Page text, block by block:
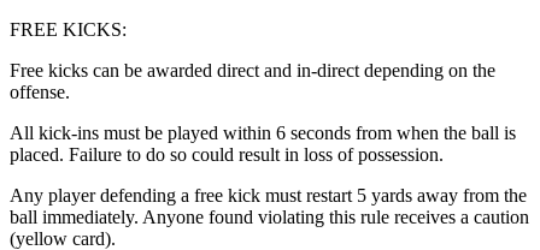
FREE KICKS:​​​​‌ ‍ ​‍​‍‌‍ ‌ ​‍‌‍‍‌‌‍‌ ‌‍‍‌‌‍ ‍​‍​‍​ ‍‍​‍​‍‌ ​ ‌‍​‌‌‍ ‍‌‍‍‌‌ ‌​‌ ‍‌​‍ ‍‌‍‍‌‌‍ ​‍​‍​‍ ​​‍​‍‌‍‍​‌ ​‍‌‍‌‌‌‍‌‍​‍​‍​ ‍‍​‍​‍‌‍‍​‌ ‌​‌ ‌​‌ ​​‌ ​ ​ ‍‍​‍ ​‍ ‌‍​ ‌‍‍​‌‍‌‌‌‍ ​‌ ​ ‌‍‌‌‌‍​‌‌ ​​‌‍‍‌‌‍‌‌‌ ​‍‌ ​ ​‍ ‍‌ ​ ‌‍​‌‌‍ ‍‌‍‍‌‌ ‌​‌ ‍‌​‍ ‍‌ ​ ‌ ‌​‌ ‌‌‌‍‌​‌‍‍‌‌‍ ​‍ ‌‍‍‌‌‍ ‍‌ ‌​‌‍‌‌‌‍ ‍‌ ‌​​‍ ‌‍‌‌‌‍‌​‌‍‍‌‌ ‌​​‍ ‌‍ ‌‌‍ ‌‍‌​‌‍‌‌​ ‌‌ ​​‌ ​‍‌‍‌‌‌ ​ ‌‍‌‌‌‍ ‍‌ ‌​‌‍​‌‌ ‌​‌‍‍‌‌‍ ‌‍ ‍​ ‍ ‌‍‍‌‌‍‌​​ ‌‌‍​‍​ ‌‌​ ‍​​ ‍‌​ ​‌​ ‍​‌‍‌‍​ ‍​​‍ ‌‌‍​‌‌‍​ ​ ‍​​ ‌​​‍ ‌​ ‌​​ ‌ ‌‍​‍​ ​‌​‍ ‌​ ‍​​ ​​​ ‌‌‌‍‌​​‍ ‌​ ​​​ ‌ ​ ​‌‌‍‌‍​ ​‌​ ‌‌​ ‍​​ ‍‌​ ‍​​ ‌‌​ ‌‌​ ​​​ ‍ ‌ ‌​‌ ‍‌‌ ​​‌‍‌‌​ ‌‌‍‌‍‌‍​‌‌ ​‌​ ‍ ‌ ​​‌‍​‌‌ ‌​‌‍‍​​ ‌‌ ​‍‌‍‍‌‌‍​ ‌‍‍​‌‌‌​‌‍‌‌‌ ‍​‌ ‌​​‍‌‌​ ‌‌‌​​‍‌‌ ‌‍‍ ‌‍‌‌‌ ‍‌​‍‌‌​ ​ ‌​‌​​‍‌‌​ ​ ‌​‌​​‍‌‌​ ​‍​ ​‍​ ‍‌​ ‌‍‌‍‌‍​ ​ ​ ‌‍​ ​‍​ ‍​‌‍‌‍​ ​​​ ‌‌​ ​‌​ ​‌​‍‌‌​ ​‍​ ​‍​‍‌‌​ ‌‌‌​‌​​‍ ‍‌‍​ ‌‍‍​‌‍‍‌‌‍ ​‌‍‌​‌ ​‍‌‍‌‌‌‍ ‍​‍‌‌​ ‌‌‌​​‍‌‌ ‌‍‍ ‌‍‌‌‌ ‍‌​‍‌‌​ ​ ‌​‌​​‍‌‌​ ​ ‌​‌​​‍‌‌​ ​‍​ ​‍‌‍‌‍‌‍​ ​ ‌​​ ​‍‌‍‌‍​ ‌​​ ‍‌​ ​‌‌‍‌​​ ​‍‌‍‌​‌‍‌​​‍‌‌​ ​‍​ ​‍​‍‌‌​ ‌‌‌​‌​​‍ ‍‌ ‌​‌‍‌‌‌ ‍​‌ ‌​​ ‌‍​‍‌‍​‌‌ ​ ‌‍‌‌‌‌‌‌‌ ​‍‌‍ ​​ ‌‌‍‍​‌ ‌​‌ ‌​‌ ​​‌ ​ ​‍‌‌​ ​ ‌​​‌​‍‌‌​ ​‍‌​‌‍​‍‌‌​ ​‍‌​‌‍‌‍​ ‌‍‍​‌‍‌‌‌‍ ​‌ ​ ‌‍‌‌‌‍​‌‌ ​​‌‍‍‌‌‍‌‌‌ ​‍‌ ​ ​‍ ‍‌ ​ ‌‍​‌‌‍ ‍‌‍‍‌‌ ‌​‌ ‍‌​‍ ‍‌ ​ ‌ ‌​‌ ‌‌‌‍‌​‌‍‍‌‌‍ ​‍‌‍‌‍‍‌‌‍‌​​ ‌‌‍​‍​ ‌‌​ ‍​​ ‍‌​ ​‌​ ‍​‌‍‌‍​ ‍​​‍ ‌‌‍​‌‌‍​ ​ ‍​​ ‌​​‍ ‌​ ‌​​ ‌ ‌‍​‍​ ​‌​‍ ‌​ ‍​​ ​​​ ‌‌‌‍‌​​‍ ‌​ ​​​ ‌ ​ ​‌‌‍‌‍​ ​‌​ ‌‌​ ‍​​ ‍‌​ ‍​​ ‌‌​ ‌‌​ ​​​‍‌‍‌ ‌​‌ ‍‌‌ ​​‌‍‌‌​ ‌‌‍‌‍‌‍​‌‌ ​‌​‍‌‍‌ ​​‌‍​‌‌ ‌​‌‍‍​​ ‌‌ ​‍‌‍‍‌‌‍​ ‌‍‍​‌‌‌​‌‍‌‌‌ ‍​‌ ‌​​‍‌‌​ ‌‌‌​​‍‌‌ ‌‍‍ ‌‍‌‌‌ ‍‌​‍‌‌​ ​ ‌​‌​​‍‌‌​ ​ ‌​‌​​‍‌‌​ ​‍​ ​‍​ ‍‌​ ‌‍‌‍‌‍​ ​ ​ ‌‍​ ​‍​ ‍​‌‍‌‍​ ​​​ ‌‌​ ​‌​ ​‌​‍‌‌​ ​‍​ ​‍​‍‌‌​ ‌‌‌​‌​​‍ ‍‌‍​ ‌‍‍​‌‍‍‌‌‍ ​‌‍‌​‌ ​‍‌‍‌‌‌‍ ‍​‍‌‌​ ‌‌‌​​‍‌‌ ‌‍‍ ‌‍‌‌‌ ‍‌​‍‌‌​ ​ ‌​‌​​‍‌‌​ ​ ‌​‌​​‍‌‌​ ​‍​ ​‍‌‍‌‍‌‍​ ​ ‌​​ ​‍‌‍‌‍​ ‌​​ ‍‌​ ​‌‌‍‌​​ ​‍‌‍‌​‌‍‌​​‍‌‌​ ​‍​ ​‍​‍‌‌​ ‌‌‌​‌​​‍ ‍‌ ‌​‌‍‌‌‌ ‍​‌ ‌​​‍‌‍‌ ​​‌‍‌‌‌ ​‍‌ ​ ‌ ​​‌‍‌‌‌‍​ ‌ ‌​‌‍‍‌‌ ‌‍‌‍‌‌​ ‌‌ ​​‌ ‌‌‌‍​‍‌‍ ​‌‍‍‌‌ ​ ‌‍‍​‌‍‌‌‌‍‌​​‍​‍‌ ‌
Free kicks can be awarded direct and in-direct depending on the
offense.​​​​‌ ‍ ​‍​‍‌‍ ‌ ​‍‌‍‍‌‌‍‌ ‌‍‍‌‌‍ ‍​‍​‍​ ‍‍​‍​‍‌ ​ ‌‍​‌‌‍ ‍‌‍‍‌‌ ‌​‌ ‍‌​‍ ‍‌‍‍‌‌‍ ​‍​‍​‍ ​​‍​‍‌‍‍​‌ ​‍‌‍‌‌‌‍‌‍​‍​‍​ ‍‍​‍​‍‌‍‍​‌ ‌​‌ ‌​‌ ​​‌ ​ ​ ‍‍​‍ ​‍ ‌‍​ ‌‍‍​‌‍‌‌‌‍ ​‌ ​ ‌‍‌‌‌‍​‌‌ ​​‌‍‍‌‌‍‌‌‌ ​‍‌ ​ ​‍ ‍‌ ​ ‌‍​‌‌‍ ‍‌‍‍‌‌ ‌​‌ ‍‌​‍ ‍‌ ​ ‌ ‌​‌ ‌‌‌‍‌​‌‍‍‌‌‍ ​‍ ‌‍‍‌‌‍ ‍‌ ‌​‌‍‌‌‌‍ ‍‌ ‌​​‍ ‌‍‌‌‌‍‌​‌‍‍‌‌ ‌​​‍ ‌‍ ‌‌‍ ‌‍‌​‌‍‌‌​ ‌‌ ​​‌ ​‍‌‍‌‌‌ ​ ‌‍‌‌‌‍ ‍‌ ‌​‌‍​‌‌ ‌​‌‍‍‌‌‍ ‌‍ ‍​ ‍ ‌‍‍‌‌‍‌​​ ‌‌‍​‍​ ‌‌​ ‍​​ ‍‌​ ​‌​ ‍​‌‍‌‍​ ‍​​‍ ‌‌‍​‌‌‍​ ​ ‍​​ ‌​​‍ ‌​ ‌​​ ‌ ‌‍​‍​ ​‌​‍ ‌​ ‍​​ ​​​ ‌‌‌‍‌​​‍ ‌​ ​​​ ‌ ​ ​‌‌‍‌‍​ ​‌​ ‌‌​ ‍​​ ‍‌​ ‍​​ ‌‌​ ‌‌​ ​​​ ‍ ‌ ‌​‌ ‍‌‌ ​​‌‍‌‌​ ‌‌‍‌‍‌‍​‌‌ ​‌​ ‍ ‌ ​​‌‍​‌‌ ‌​‌‍‍​​ ‌‌ ​‍‌‍‍‌‌‍​ ‌‍‍​‌‌‌​‌‍‌‌‌ ‍​‌ ‌​​‍‌‌​ ‌‌‌​​‍‌‌ ‌‍‍ ‌‍‌‌‌ ‍‌​‍‌‌​ ​ ‌​‌​​‍‌‌​ ​ ‌​‌​​‍‌‌​ ​‍​ ​‍​ ​‌​ ​‌‌‍​‌‌‍‌​​ ‌ ​ ​​‌‍‌​‌‍​‌‌‍​‍​ ‌‍​ ​‍​ ​‍​‍‌‌​ ​‍​ ​‍​‍‌‌​ ‌‌‌​‌​​‍ ‍‌‍​ ‌‍‍​‌‍‍‌‌‍ ​‌‍‌​‌ ​‍‌‍‌‌‌‍ ‍​‍‌‌​ ‌‌‌​​‍‌‌ ‌‍‍ ‌‍‌‌‌ ‍‌​‍‌‌​ ​ ‌​‌​​‍‌‌​ ​ ‌​‌​​‍‌‌​ ​‍​ ​‍​ ‌‍‌‍‌‍​ ​‍​ ‍​​ ‍​​ ​​​ ​ ‌‍​ ​ ‌​​ ​‍‌‍‌​​ ‌​​‍‌‌​ ​‍​ ​‍​‍‌‌​ ‌‌‌​‌​​‍ ‍‌ ‌​‌‍‌‌‌ ‍​‌ ‌​​ ‌‍​‍‌‍​‌‌ ​ ‌‍‌‌‌‌‌‌‌ ​‍‌‍ ​​ ‌‌‍‍​‌ ‌​‌ ‌​‌ ​​‌ ​ ​‍‌‌​ ​ ‌​​‌​‍‌‌​ ​‍‌​‌‍​‍‌‌​ ​‍‌​‌‍‌‍​ ‌‍‍​‌‍‌‌‌‍ ​‌ ​ ‌‍‌‌‌‍​‌‌ ​​‌‍‍‌‌‍‌‌‌ ​‍‌ ​ ​‍ ‍‌ ​ ‌‍​‌‌‍ ‍‌‍‍‌‌ ‌​‌ ‍‌​‍ ‍‌ ​ ‌ ‌​‌ ‌‌‌‍‌​‌‍‍‌‌‍ ​‍‌‍‌‍‍‌‌‍‌​​ ‌‌‍​‍​ ‌‌​ ‍​​ ‍‌​ ​‌​ ‍​‌‍‌‍​ ‍​​‍ ‌‌‍​‌‌‍​ ​ ‍​​ ‌​​‍ ‌​ ‌​​ ‌ ‌‍​‍​ ​‌​‍ ‌​ ‍​​ ​​​ ‌‌‌‍‌​​‍ ‌​ ​​​ ‌ ​ ​‌‌‍‌‍​ ​‌​ ‌‌​ ‍​​ ‍‌​ ‍​​ ‌‌​ ‌‌​ ​​​‍‌‍‌ ‌​‌ ‍‌‌ ​​‌‍‌‌​ ‌‌‍‌‍‌‍​‌‌ ​‌​‍‌‍‌ ​​‌‍​‌‌ ‌​‌‍‍​​ ‌‌ ​‍‌‍‍‌‌‍​ ‌‍‍​‌‌‌​‌‍‌‌‌ ‍​‌ ‌​​‍‌‌​ ‌‌‌​​‍‌‌ ‌‍‍ ‌‍‌‌‌ ‍‌​‍‌‌​ ​ ‌​‌​​‍‌‌​ ​ ‌​‌​​‍‌‌​ ​‍​ ​‍​ ​‌​ ​‌‌‍​‌‌‍‌​​ ‌ ​ ​​‌‍‌​‌‍​‌‌‍​‍​ ‌‍​ ​‍​ ​‍​‍‌‌​ ​‍​ ​‍​‍‌‌​ ‌‌‌​‌​​‍ ‍‌‍​ ‌‍‍​‌‍‍‌‌‍ ​‌‍‌​‌ ​‍‌‍‌‌‌‍ ‍​‍‌‌​ ‌‌‌​​‍‌‌ ‌‍‍ ‌‍‌‌‌ ‍‌​‍‌‌​ ​ ‌​‌​​‍‌‌​ ​ ‌​‌​​‍‌‌​ ​‍​ ​‍​ ‌‍‌‍‌‍​ ​‍​ ‍​​ ‍​​ ​​​ ​ ‌‍​ ​ ‌​​ ​‍‌‍‌​​ ‌​​‍‌‌​ ​‍​ ​‍​‍‌‌​ ‌‌‌​‌​​‍ ‍‌ ‌​‌‍‌‌‌ ‍​‌ ‌​​‍‌‍‌ ​​‌‍‌‌‌ ​‍‌ ​ ‌ ​​‌‍‌‌‌‍​ ‌ ‌​‌‍‍‌‌ ‌‍‌‍‌‌​ ‌‌ ​​‌ ‌‌‌‍​‍‌‍ ​‌‍‍‌‌ ​ ‌‍‍​‌‍‌‌‌‍‌​​‍​‍‌ ‌
All kick-ins must be played within 6 seconds from when the ball is
placed. Failure to do so could result in loss of possession.​​​​‌ ‍ ​‍​‍‌‍ ‌ ​‍‌‍‍‌‌‍‌ ‌‍‍‌‌‍ ‍​‍​‍​ ‍‍​‍​‍‌ ​ ‌‍​‌‌‍ ‍‌‍‍‌‌ ‌​‌ ‍‌​‍ ‍‌‍‍‌‌‍ ​‍​‍​‍ ​​‍​‍‌‍‍​‌ ​‍‌‍‌‌‌‍‌‍​‍​‍​ ‍‍​‍​‍‌‍‍​‌ ‌​‌ ‌​‌ ​​‌ ​ ​ ‍‍​‍ ​‍ ‌‍​ ‌‍‍​‌‍‌‌‌‍ ​‌ ​ ‌‍‌‌‌‍​‌‌ ​​‌‍‍‌‌‍‌‌‌ ​‍‌ ​ ​‍ ‍‌ ​ ‌‍​‌‌‍ ‍‌‍‍‌‌ ‌​‌ ‍‌​‍ ‍‌ ​ ‌ ‌​‌ ‌‌‌‍‌​‌‍‍‌‌‍ ​‍ ‌‍‍‌‌‍ ‍‌ ‌​‌‍‌‌‌‍ ‍‌ ‌​​‍ ‌‍‌‌‌‍‌​‌‍‍‌‌ ‌​​‍ ‌‍ ‌‌‍ ‌‍‌​‌‍‌‌​ ‌‌ ​​‌ ​‍‌‍‌‌‌ ​ ‌‍‌‌‌‍ ‍‌ ‌​‌‍​‌‌ ‌​‌‍‍‌‌‍ ‌‍ ‍​ ‍ ‌‍‍‌‌‍‌​​ ‌‌‍​‍​ ‌‌​ ‍​​ ‍‌​ ​‌​ ‍​‌‍‌‍​ ‍​​‍ ‌‌‍​‌‌‍​ ​ ‍​​ ‌​​‍ ‌​ ‌​​ ‌ ‌‍​‍​ ​‌​‍ ‌​ ‍​​ ​​​ ‌‌‌‍‌​​‍ ‌​ ​​​ ‌ ​ ​‌‌‍‌‍​ ​‌​ ‌‌​ ‍​​ ‍‌​ ‍​​ ‌‌​ ‌‌​ ​​​ ‍ ‌ ‌​‌ ‍‌‌ ​​‌‍‌‌​ ‌‌‍‌‍‌‍​‌‌ ​‌​ ‍ ‌ ​​‌‍​‌‌ ‌​‌‍‍​​ ‌‌ ​‍‌‍‍‌‌‍​ ‌‍‍​‌‌‌​‌‍‌‌‌ ‍​‌ ‌​​‍‌‌​ ‌‌‌​​‍‌‌ ‌‍‍ ‌‍‌‌‌ ‍‌​‍‌‌​ ​ ‌​‌​​‍‌‌​ ​ ‌​‌​​‍‌‌​ ​‍​ ​‍​ ‌ ‌‍‌‍‌‍‌‍​ ‌​​ ​​​ ‌​‌‍​‍‌‍‌‌‌‍‌‌‌‍​‌​ ​​​ ‍​​‍‌‌​ ​‍​ ​‍​‍‌‌​ ‌‌‌​‌​​‍ ‍‌‍​ ‌‍‍​‌‍‍‌‌‍ ​‌‍‌​‌ ​‍‌‍‌‌‌‍ ‍​‍‌‌​ ‌‌‌​​‍‌‌ ‌‍‍ ‌‍‌‌‌ ‍‌​‍‌‌​ ​ ‌​‌​​‍‌‌​ ​ ‌​‌​​‍‌‌​ ​‍​ ​‍​ ‌‍‌‍‌‌​ ‍‌​ ‌​​ ‍‌‌‍​‌​ ​ ‌‍‌‍‌‍‌‍‌‍​‍​ ‌‌‌‍‌​​‍‌‌​ ​‍​ ​‍​‍‌‌​ ‌‌‌​‌​​‍ ‍‌ ‌​‌‍‌‌‌ ‍​‌ ‌​​ ‌‍​‍‌‍​‌‌ ​ ‌‍‌‌‌‌‌‌‌ ​‍‌‍ ​​ ‌‌‍‍​‌ ‌​‌ ‌​‌ ​​‌ ​ ​‍‌‌​ ​ ‌​​‌​‍‌‌​ ​‍‌​‌‍​‍‌‌​ ​‍‌​‌‍‌‍​ ‌‍‍​‌‍‌‌‌‍ ​‌ ​ ‌‍‌‌‌‍​‌‌ ​​‌‍‍‌‌‍‌‌‌ ​‍‌ ​ ​‍ ‍‌ ​ ‌‍​‌‌‍ ‍‌‍‍‌‌ ‌​‌ ‍‌​‍ ‍‌ ​ ‌ ‌​‌ ‌‌‌‍‌​‌‍‍‌‌‍ ​‍‌‍‌‍‍‌‌‍‌​​ ‌‌‍​‍​ ‌‌​ ‍​​ ‍‌​ ​‌​ ‍​‌‍‌‍​ ‍​​‍ ‌‌‍​‌‌‍​ ​ ‍​​ ‌​​‍ ‌​ ‌​​ ‌ ‌‍​‍​ ​‌​‍ ‌​ ‍​​ ​​​ ‌‌‌‍‌​​‍ ‌​ ​​​ ‌ ​ ​‌‌‍‌‍​ ​‌​ ‌‌​ ‍​​ ‍‌​ ‍​​ ‌‌​ ‌‌​ ​​​‍‌‍‌ ‌​‌ ‍‌‌ ​​‌‍‌‌​ ‌‌‍‌‍‌‍​‌‌ ​‌​‍‌‍‌ ​​‌‍​‌‌ ‌​‌‍‍​​ ‌‌ ​‍‌‍‍‌‌‍​ ‌‍‍​‌‌‌​‌‍‌‌‌ ‍​‌ ‌​​‍‌‌​ ‌‌‌​​‍‌‌ ‌‍‍ ‌‍‌‌‌ ‍‌​‍‌‌​ ​ ‌​‌​​‍‌‌​ ​ ‌​‌​​‍‌‌​ ​‍​ ​‍​ ‌ ‌‍‌‍‌‍‌‍​ ‌​​ ​​​ ‌​‌‍​‍‌‍‌‌‌‍‌‌‌‍​‌​ ​​​ ‍​​‍‌‌​ ​‍​ ​‍​‍‌‌​ ‌‌‌​‌​​‍ ‍‌‍​ ‌‍‍​‌‍‍‌‌‍ ​‌‍‌​‌ ​‍‌‍‌‌‌‍ ‍​‍‌‌​ ‌‌‌​​‍‌‌ ‌‍‍ ‌‍‌‌‌ ‍‌​‍‌‌​ ​ ‌​‌​​‍‌‌​ ​ ‌​‌​​‍‌‌​ ​‍​ ​‍​ ‌‍‌‍‌‌​ ‍‌​ ‌​​ ‍‌‌‍​‌​ ​ ‌‍‌‍‌‍‌‍‌‍​‍​ ‌‌‌‍‌​​‍‌‌​ ​‍​ ​‍​‍‌‌​ ‌‌‌​‌​​‍ ‍‌ ‌​‌‍‌‌‌ ‍​‌ ‌​​‍‌‍‌ ​​‌‍‌‌‌ ​‍‌ ​ ‌ ​​‌‍‌‌‌‍​ ‌ ‌​‌‍‍‌‌ ‌‍‌‍‌‌​ ‌‌ ​​‌ ‌‌‌‍​‍‌‍ ​‌‍‍‌‌ ​ ‌‍‍​‌‍‌‌‌‍‌​​‍​‍‌ ‌
Any player defending a free kick must restart 5 yards away from the
ball immediately. Anyone found violating this rule receives a caution
(yellow card).​​​​‌ ‍ ​‍​‍‌‍ ‌ ​‍‌‍‍‌‌‍‌ ‌‍‍‌‌‍ ‍​‍​‍​ ‍‍​‍​‍‌ ​ ‌‍​‌‌‍ ‍‌‍‍‌‌ ‌​‌ ‍‌​‍ ‍‌‍‍‌‌‍ ​‍​‍​‍ ​​‍​‍‌‍‍​‌ ​‍‌‍‌‌‌‍‌‍​‍​‍​ ‍‍​‍​‍‌‍‍​‌ ‌​‌ ‌​‌ ​​‌ ​ ​ ‍‍​‍ ​‍ ‌‍​ ‌‍‍​‌‍‌‌‌‍ ​‌ ​ ‌‍‌‌‌‍​‌‌ ​​‌‍‍‌‌‍‌‌‌ ​‍‌ ​ ​‍ ‍‌ ​ ‌‍​‌‌‍ ‍‌‍‍‌‌ ‌​‌ ‍‌​‍ ‍‌ ​ ‌ ‌​‌ ‌‌‌‍‌​‌‍‍‌‌‍ ​‍ ‌‍‍‌‌‍ ‍‌ ‌​‌‍‌‌‌‍ ‍‌ ‌​​‍ ‌‍‌‌‌‍‌​‌‍‍‌‌ ‌​​‍ ‌‍ ‌‌‍ ‌‍‌​‌‍‌‌​ ‌‌ ​​‌ ​‍‌‍‌‌‌ ​ ‌‍‌‌‌‍ ‍‌ ‌​‌‍​‌‌ ‌​‌‍‍‌‌‍ ‌‍ ‍​ ‍ ‌‍‍‌‌‍‌​​ ‌‌‍​‍​ ‌‌​ ‍​​ ‍‌​ ​‌​ ‍​‌‍‌‍​ ‍​​‍ ‌‌‍​‌‌‍​ ​ ‍​​ ‌​​‍ ‌​ ‌​​ ‌ ‌‍​‍​ ​‌​‍ ‌​ ‍​​ ​​​ ‌‌‌‍‌​​‍ ‌​ ​​​ ‌ ​ ​‌‌‍‌‍​ ​‌​ ‌‌​ ‍​​ ‍‌​ ‍​​ ‌‌​ ‌‌​ ​​​ ‍ ‌ ‌​‌ ‍‌‌ ​​‌‍‌‌​ ‌‌‍‌‍‌‍​‌‌ ​‌​ ‍ ‌ ​​‌‍​‌‌ ‌​‌‍‍​​ ‌‌ ​‍‌‍‍‌‌‍​ ‌‍‍​‌‌‌​‌‍‌‌‌ ‍​‌ ‌​​‍‌‌​ ‌‌‌​​‍‌‌ ‌‍‍ ‌‍‌‌‌ ‍‌​‍‌‌​ ​ ‌​‌​​‍‌‌​ ​ ‌​‌​​‍‌‌​ ​‍​ ​‍​ ‌‌‌‍‌​‌‍‌‌​ ‍​​ ‌​​ ‌ ​ ​‍​ ‍​‌‍​‌‌‍​‌​ ​‌​ ​​​‍‌‌​ ​‍​ ​‍​‍‌‌​ ‌‌‌​‌​​‍ ‍‌‍​ ‌‍‍​‌‍‍‌‌‍ ​‌‍‌​‌ ​‍‌‍‌‌‌‍ ‍​‍‌‌​ ‌‌‌​​‍‌‌ ‌‍‍ ‌‍‌‌‌ ‍‌​‍‌‌​ ​ ‌​‌​​‍‌‌​ ​ ‌​‌​​‍‌‌​ ​‍​ ​‍​ ‌‍​ ‌ ‌‍‌‌​ ‍​​ ‌ ​ ​​‌‍‌‌​ ​​​ ​​‌‍​‌​ ​​​ ‍​​‍‌‌​ ​‍​ ​‍​‍‌‌​ ‌‌‌​‌​​‍ ‍‌ ‌​‌‍‌‌‌ ‍​‌ ‌​​ ‌‍​‍‌‍​‌‌ ​ ‌‍‌‌‌‌‌‌‌ ​‍‌‍ ​​ ‌‌‍‍​‌ ‌​‌ ‌​‌ ​​‌ ​ ​‍‌‌​ ​ ‌​​‌​‍‌‌​ ​‍‌​‌‍​‍‌‌​ ​‍‌​‌‍‌‍​ ‌‍‍​‌‍‌‌‌‍ ​‌ ​ ‌‍‌‌‌‍​‌‌ ​​‌‍‍‌‌‍‌‌‌ ​‍‌ ​ ​‍ ‍‌ ​ ‌‍​‌‌‍ ‍‌‍‍‌‌ ‌​‌ ‍‌​‍ ‍‌ ​ ‌ ‌​‌ ‌‌‌‍‌​‌‍‍‌‌‍ ​‍‌‍‌‍‍‌‌‍‌​​ ‌‌‍​‍​ ‌‌​ ‍​​ ‍‌​ ​‌​ ‍​‌‍‌‍​ ‍​​‍ ‌‌‍​‌‌‍​ ​ ‍​​ ‌​​‍ ‌​ ‌​​ ‌ ‌‍​‍​ ​‌​‍ ‌​ ‍​​ ​​​ ‌‌‌‍‌​​‍ ‌​ ​​​ ‌ ​ ​‌‌‍‌‍​ ​‌​ ‌‌​ ‍​​ ‍‌​ ‍​​ ‌‌​ ‌‌​ ​​​‍‌‍‌ ‌​‌ ‍‌‌ ​​‌‍‌‌​ ‌‌‍‌‍‌‍​‌‌ ​‌​‍‌‍‌ ​​‌‍​‌‌ ‌​‌‍‍​​ ‌‌ ​‍‌‍‍‌‌‍​ ‌‍‍​‌‌‌​‌‍‌‌‌ ‍​‌ ‌​​‍‌‌​ ‌‌‌​​‍‌‌ ‌‍‍ ‌‍‌‌‌ ‍‌​‍‌‌​ ​ ‌​‌​​‍‌‌​ ​ ‌​‌​​‍‌‌​ ​‍​ ​‍​ ‌‌‌‍‌​‌‍‌‌​ ‍​​ ‌​​ ‌ ​ ​‍​ ‍​‌‍​‌‌‍​‌​ ​‌​ ​​​‍‌‌​ ​‍​ ​‍​‍‌‌​ ‌‌‌​‌​​‍ ‍‌‍​ ‌‍‍​‌‍‍‌‌‍ ​‌‍‌​‌ ​‍‌‍‌‌‌‍ ‍​‍‌‌​ ‌‌‌​​‍‌‌ ‌‍‍ ‌‍‌‌‌ ‍‌​‍‌‌​ ​ ‌​‌​​‍‌‌​ ​ ‌​‌​​‍‌‌​ ​‍​ ​‍​ ‌‍​ ‌ ‌‍‌‌​ ‍​​ ‌ ​ ​​‌‍‌‌​ ​​​ ​​‌‍​‌​ ​​​ ‍​​‍‌‌​ ​‍​ ​‍​‍‌‌​ ‌‌‌​‌​​‍ ‍‌ ‌​‌‍‌‌‌ ‍​‌ ‌​​‍‌‍‌ ​​‌‍‌‌‌ ​‍‌ ​ ‌ ​​‌‍‌‌‌‍​ ‌ ‌​‌‍‍‌‌ ‌‍‌‍‌‌​ ‌‌ ​​‌ ‌‌‌‍​‍‌‍ ​‌‍‍‌‌ ​ ‌‍‍​‌‍‌‌‌‍‌​​‍​‍‌ ‌